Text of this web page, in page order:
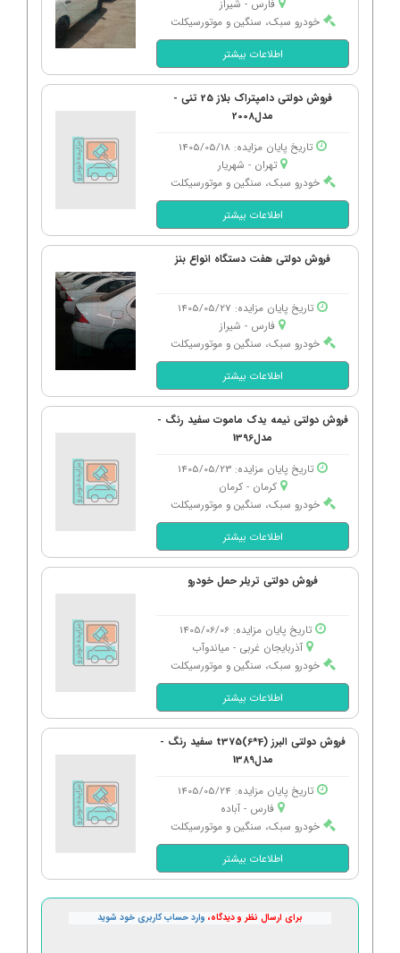
فارس - شیراز
خودرو سبک، سنگین و موتورسیکلت
اطلاعات بیشتر
فروش دولتی دامپتراک بلاز 25 تنی -
مدل2008
تاریخ پایان مزایده: 1405/05/18
تهران - شهریار
خودرو سبک، سنگین و موتورسیکلت
اطلاعات بیشتر
فروش دولتی هفت دستگاه انواع بنز
تاریخ پایان مزایده: 1405/05/27
فارس - شیراز
خودرو سبک، سنگین و موتورسیکلت
اطلاعات بیشتر
فروش دولتی نیمه یدک ماموت سفید رنگ -
مدل1396
تاریخ پایان مزایده: 1405/05/23
کرمان - كرمان
خودرو سبک، سنگین و موتورسیکلت
اطلاعات بیشتر
فروش دولتی تریلر حمل خودرو
تاریخ پایان مزایده: 1405/06/06
آذربایجان غربی - میاندوآب
خودرو سبک، سنگین و موتورسیکلت
اطلاعات بیشتر
فروش دولتی البرز t375(6*4) سفید رنگ -
مدل1389
تاریخ پایان مزایده: 1405/05/24
فارس - آباده
خودرو سبک، سنگین و موتورسیکلت
اطلاعات بیشتر
برای ارسال نظر و دیدگاه، وارد حساب کاربری خود شوید